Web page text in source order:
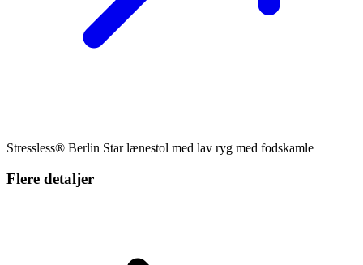
Stressless® Berlin Star lænestol med lav ryg med fodskamle
Flere detaljer